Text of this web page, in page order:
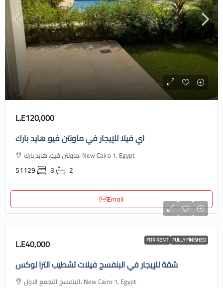
L.E120,000
اي فيلا للإيجار في ماونتن فيو هايد بارك
ماونتن فيو، هايد بارك، New Cairo 1, Egypt
51129 3 2
Email
FOR RENT FULLY FINISHED
L.E40,000
شقة للإيجار في البنفسج فيلات تشطيب الترا لوكس
البنفسج التجمع الاول، New Cairo 1, Egypt